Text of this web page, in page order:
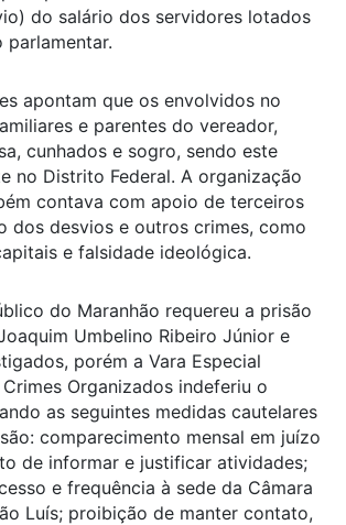
do salário dos servidores lotados
parlamentar.
apontam que os envolvidos no
e parentes do vereador,
cunhados e sogro, sendo este
no Distrito Federal. A organização
contava com apoio de terceiros
dos desvios e outros crimes, como
e falsidade ideológica.
do Maranhão requereu a prisão
Umbelino Ribeiro Júnior e
porém a Vara Especial
Organizados indeferiu o
as seguintes medidas cautelares
comparecimento mensal em juízo
de informar e justificar atividades;
e frequência à sede da Câmara
Luís; proibição de manter contato,